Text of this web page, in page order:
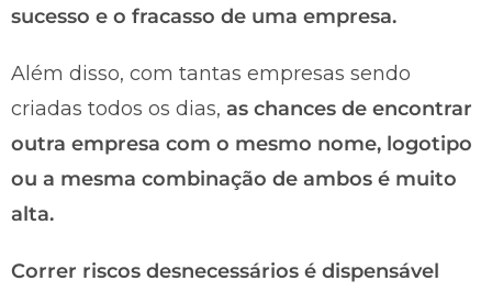
sucesso e o fracasso de uma empresa.
Além disso, com tantas empresas sendo
criadas todos os dias, as chances de encontrar
outra empresa com o mesmo nome, logotipo
ou a mesma combinação de ambos é muito
alta.
Correr riscos desnecessários é dispensável